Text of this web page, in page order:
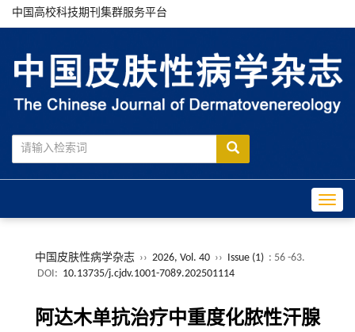
中国高校科技期刊集群服务平台
中国皮肤性病学杂志 ›› 2026, Vol. 40 ›› Issue (1) : 56 -63.
DOI: 10.13735/j.cjdv.1001-7089.202501114
阿达木单抗治疗中重度化脓性汗腺